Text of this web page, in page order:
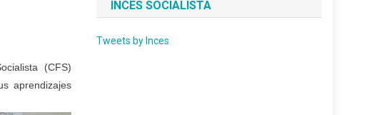
(CFS)
aprendizajes
INCES SOCIALISTA
Tweets by Inces